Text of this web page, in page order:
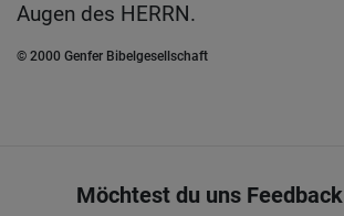
Augen des HERRN.
© 2000 Genfer Bibelgesellschaft
Möchtest du uns